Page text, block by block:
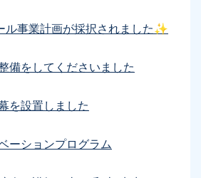
ル事業計画が採択されました✨
備をしてくださいました
を設置しました
ーションプログラム